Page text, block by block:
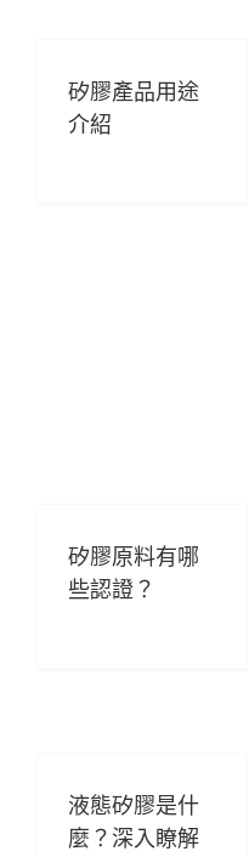
矽膠產品用途
介紹
矽膠原料有哪
些認證？
液態矽膠是什
麼？深入瞭解